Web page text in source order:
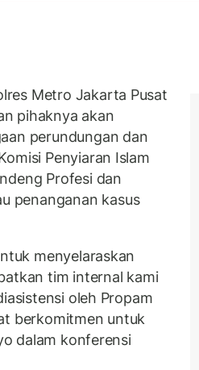
Metro Jakarta Pusat
pihaknya akan
perundungan dan
Penyiaran Islam
Profesi dan
penanganan kasus
menyelaraskan
tim internal kami
oleh Propam
berkomitmen untuk
dalam konferensi